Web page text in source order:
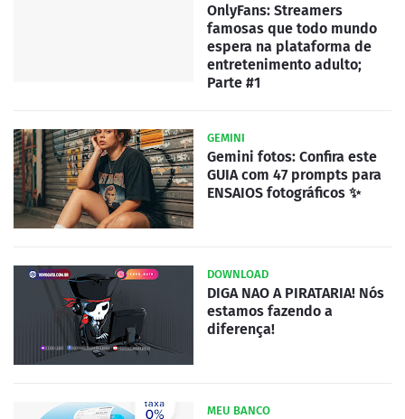
OnlyFans: Streamers
famosas que todo mundo
espera na plataforma de
entretenimento adulto;
Parte #1
GEMINI
Gemini fotos: Confira este
GUIA com 47 prompts para
ENSAIOS fotográficos ✨
DOWNLOAD
DIGA NAO A PIRATARIA! Nós
estamos fazendo a
diferença!
MEU BANCO